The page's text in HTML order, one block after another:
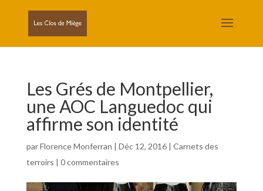
Les Grés de Montpellier,
une AOC Languedoc qui
affirme son identité
parFlorence Monferran | Déc 12, 2016| Carnets des
terroirs | 0 commentaires